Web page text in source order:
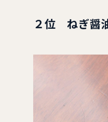
２位 ねぎ醤